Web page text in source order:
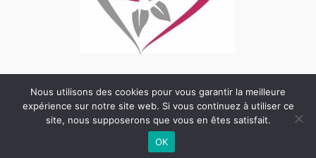
Nous utilisons des cookies pour vous garantir la meilleure
expérience sur notre site web. Si vous continuez à utiliser ce
site, nous supposerons que vous en êtes satisfait.
OK